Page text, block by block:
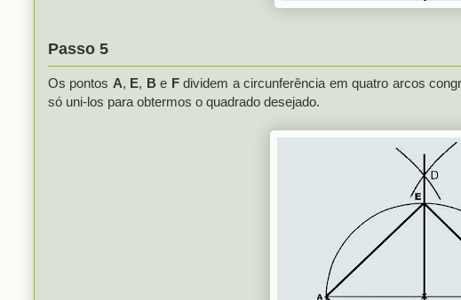
Passo 5
Os pontos A, E, B e Fdividem a circunferência em quatro arcos
só uni-los para obtermos o quadrado desejado.